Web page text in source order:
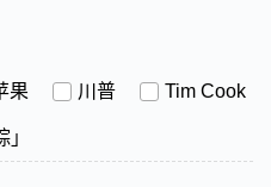
果 川普 Tim Cook